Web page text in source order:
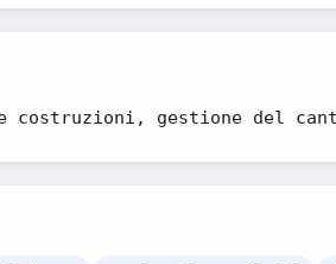
gestione del